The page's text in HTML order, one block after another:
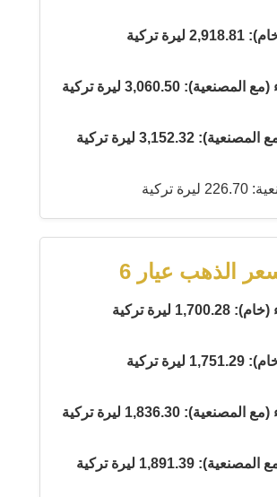
تركية
3,060.50 ليرة تركية
3,152.32 ليرة تركية
تركية
الذهب عيار 6
ليرة تركية
تركية
1,836.30 ليرة تركية
1,891.39 ليرة تركية